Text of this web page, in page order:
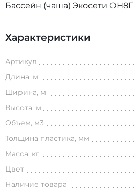
Бассейн (чаша) Экосети ОН8Г
Характеристики
Артикул
Длина, м
Ширина, м
Высота, м
Объем, м3
Толщина пластика, мм
Масса, кг
Цвет
Наличие товара